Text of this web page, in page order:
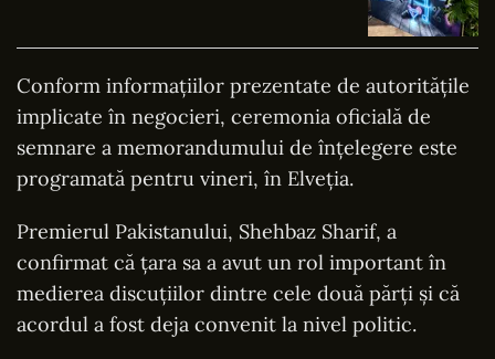
Conform informațiilor prezentate de autoritățile
implicate în negocieri, ceremonia oficială de
semnare a memorandumului de înțelegere este
programată pentru vineri, în Elveția.
Premierul Pakistanului, Shehbaz Sharif, a
confirmat că țara sa a avut un rol important în
medierea discuțiilor dintre cele două părți și că
acordul a fost deja convenit la nivel politic.